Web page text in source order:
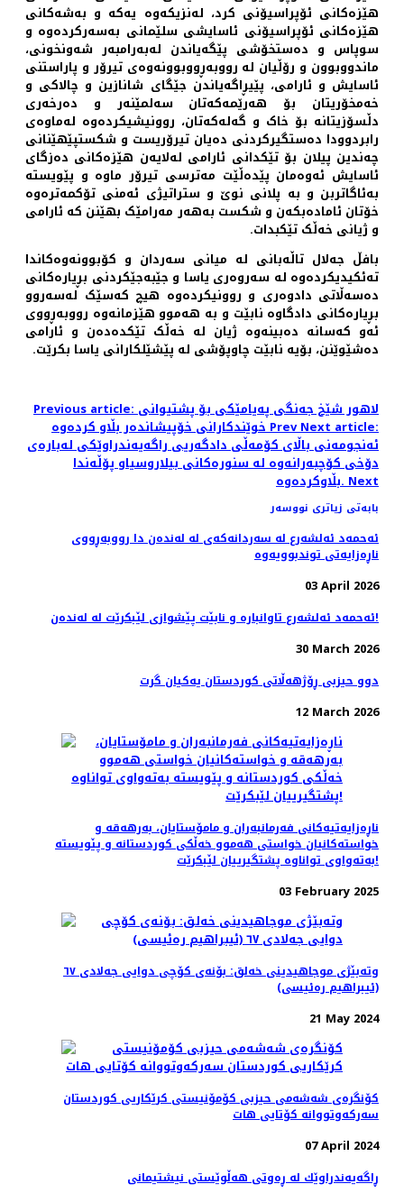
ھێزەکانی ئۆپراسیۆنی کرد، لەنزیکەوە یەکە و بەشەکانی
ھێزەکانی ئۆپراسیۆنی ئاسایشی سلێمانی بەسەرکردەوە و
سوپاس و دەستخۆشی پێگەیاندن لەبەرامبەر شەونخونی،
ماندووبوون و رۆڵیان لە رووبەڕووبوونەوەی تیرۆر و پاراستنی
ئاسایش و ئارامی، پێیڕاگەیاندن جێگای شانازین و چالاکی و
خەمخۆریتان بۆ ھەرێمەکەتان سەلمێنەر و دەرخەری
دڵسۆزیتانە بۆ خاک و گەلەکەتان، روونیشیکردەوە لەماوەی
رابردوودا دەستگیرکردنی دەیان تیرۆریست و شکستپێھێنانی
چەندین پیلان بۆ تێکدانی ئارامی لەلایەن ھێزەکانی دەزگای
ئاسایش ئەوەمان پێدەڵێت مەترسی تیرۆر ماوە و پێویستە
بەئاگاتربن و بە پلانی نوێ و ستراتیژی ئەمنی تۆکمەترەوە
خۆتان ئامادەبکەن و شکست بەھەر مەرامێک بھێنن کە ئارامی
و ژیانی خەڵک تێکبدات.
بافڵ جەلال تاڵەبانی لە میانی سەردان و کۆبوونەوەکاندا
تەئکیدیکردەوە لە سەروەری یاسا و جێبەجێکردنی بڕیارەکانی
دەسەڵاتی دادوەری و روونیکردەوە ھیچ کەسێک لەسەروو
بڕیارەکانی دادگاوە نابێت و بە ھەموو ھێزمانەوە رووبەڕووی
ئەو کەسانە دەبینەوە ژیان لە خەڵک تێکدەدەن و ئارامی
دەشێوێنن، بۆیە نابێت چاوپۆشی لە پێشێلکارانی یاسا بکرێت.
Previous article: لاهور شێخ جەنگی پەیامێکی بۆ پشتیوانی
خوێندکارانی خۆپیشاندەر بڵاو کردەوەPrevNext article:
ئه‌نجومه‌نی باڵای كۆمه‌ڵی دادگه‌ریی راگه‌یه‌ندراوێكی له‌باره‌ی
دۆخی كۆچبه‌رانه‌وه‌ له‌ سنوره‌كانی بیلاروسیاو پۆڵه‌ندا
بڵاوكرده‌وه‌.Next
بابەتی زیاتری نووسەر
ئەحمەد ئەلشەرع لە سەردانەکەی لە لەندەن دا رووبەڕووی
ناڕەزایەتی توندبوویەوە
03 April 2026
ئەحمەد ئەلشەرع تاوانبارە و نابێت پێشوازی لێبکرێت لە لەندەن!
30 March 2026
دوو حیزبی ڕۆژهەڵاتی کوردستان یەکیان گرت
12 March 2026
ناڕەزایەتیەکانی فەرمانبەران و مامۆستایان، بەرهەقە و
خواستەکانیان خواستی هەموو خەڵکی کوردستانە و پێویستە
بەتەواوی تواناوە پشتگیرییان لێبکرێت!
03 February 2025
وتەبێژی موجاهیدینی خەلق: بۆنەی کۆچی دوایی جەلادی ٦٧
(ئیبراهیم رەئیسی)
21 May 2024
کۆنگرەی شەشەمی حیزبی کۆمۆنیستی کرێکاریی کوردستان
سەرکەوتووانە کۆتایی هات
07 April 2024
ڕاگەیەندراوێك لە ڕەوتی هەڵوێستی نیشتیمانی